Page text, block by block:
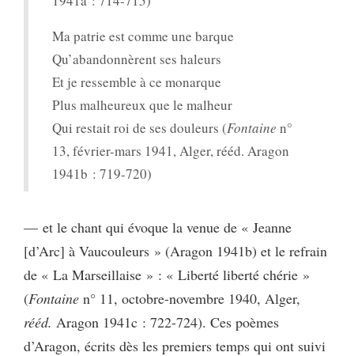
Ma patrie est comme une barque
Qu’abandonnèrent ses haleurs
Et je ressemble à ce monarque
Plus malheureux que le malheur
Qui restait roi de ses douleurs (Fontaine n°
13, février-mars 1941, Alger, rééd. Aragon
1941b : 719-720)
— et le chant qui évoque la venue de « Jeanne
[d’Arc] à Vaucouleurs » (Aragon 1941b) et le refrain
de « La Marseillaise » : « Liberté liberté chérie »
(Fontaine n° 11, octobre-novembre 1940, Alger,
rééd. Aragon 1941c : 722-724). Ces poèmes
d’Aragon, écrits dès les premiers temps qui ont suivi